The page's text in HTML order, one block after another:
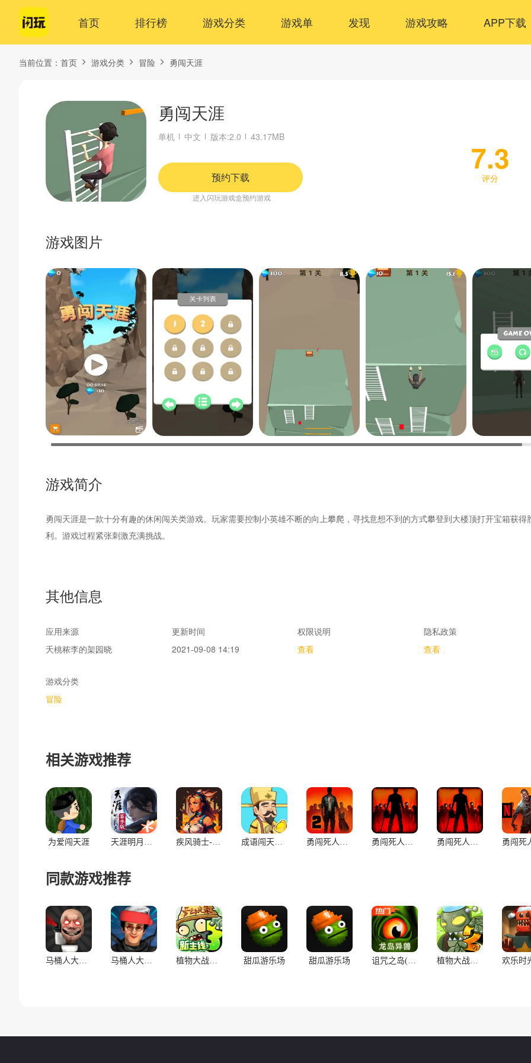
首页 排行榜 游戏分类 游戏单 发现 游戏攻略 APP下载
当前位置： 首页 游戏分类 冒险 勇闯天涯
勇闯天涯
单机 中文 版本:2.0 43.17MB
预约下载
进入闪玩游戏盒预约游戏
7.3
评分
游戏图片
游戏简介
勇闯天涯是一款十分有趣的休闲闯关类游戏。玩家需要控制小英雄不断的向上攀爬，寻找意想不到的方式攀登到大楼顶打开宝箱获得
利。游戏过程紧张刺激充满挑战。
其他信息
应用来源
夭桃秾李的架园晓
更新时间
2021-09-08 14:19
权限说明
查看
隐私政策
查看
游戏分类
冒险
相关游戏推荐
为爱闯天涯 天涯明月刀·世界 疾风骑士-勇闯无限深渊 成语闯天下(测试版) 勇闯死人谷2（辅助菜单） 勇闯死人谷(辅助菜单) 勇闯死人谷(最新版)
同款游戏推荐
马桶人大战:开放世界万圣节版(辅助菜单) 马桶人大战:开放世界(辅助菜单) 植物大战僵尸3 甜瓜游乐场 甜瓜游乐场 诅咒之岛(辅助菜单) 植物大战僵尸2(辅助菜单)